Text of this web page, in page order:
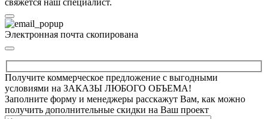
свяжется наш специалист.
Электронная почта скопирована
Получите коммерческое предложение с выгодными
условиями на ЗАКАЗЫ ЛЮБОГО ОБЪЕМА!
Заполните форму и менеджеры расскажут Вам, как можно
получить дополнительные скидки на Ваш проект